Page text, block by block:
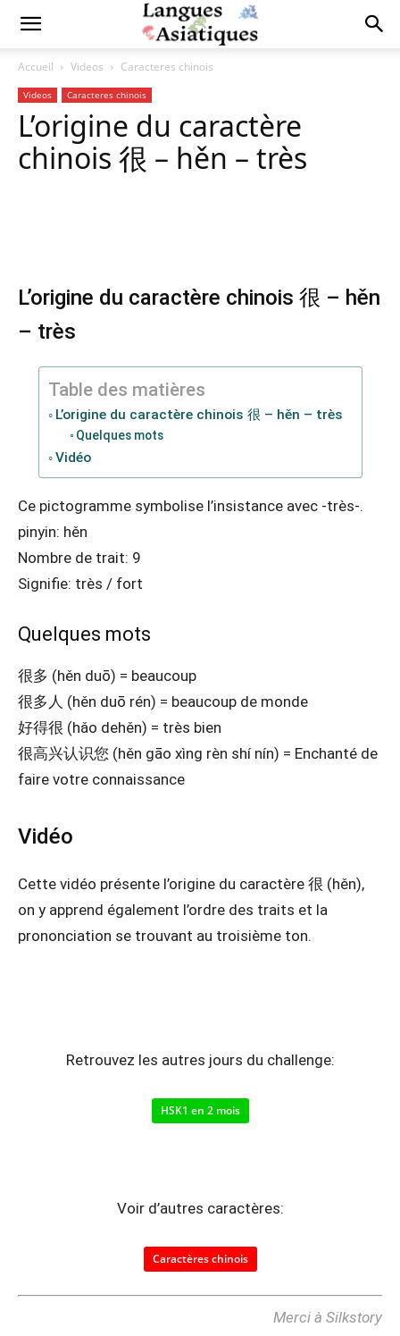
Accueil Videos Caracteres chinois
Videos Caracteres chinois
L’origine du caractère
chinois 很 – hěn – très
L’origine du caractère chinois 很 – hěn
– très
Table des matières
L’origine du caractère chinois 很 – hěn – très
Quelques mots
Vidéo
Ce pictogramme symbolise l’insistance avec -très-.
pinyin: hěn
Nombre de trait: 9
Signifie: très / fort
Quelques mots
很多 (hěn duō) = beaucoup
很多人 (hěn duō rén) = beaucoup de monde
好得很 (hǎo dehěn) = très bien
很高兴认识您 (hěn gāo xìng rèn shí nín) = Enchanté de
faire votre connaissance
Vidéo
Cette vidéo présente l’origine du caractère 很 (hěn),
on y apprend également l’ordre des traits et la
prononciation se trouvant au troisième ton.
Retrouvez les autres jours du challenge:
HSK1 en 2 mois
Voir d’autres caractères:
Caractères chinois
Merci à Silkstory